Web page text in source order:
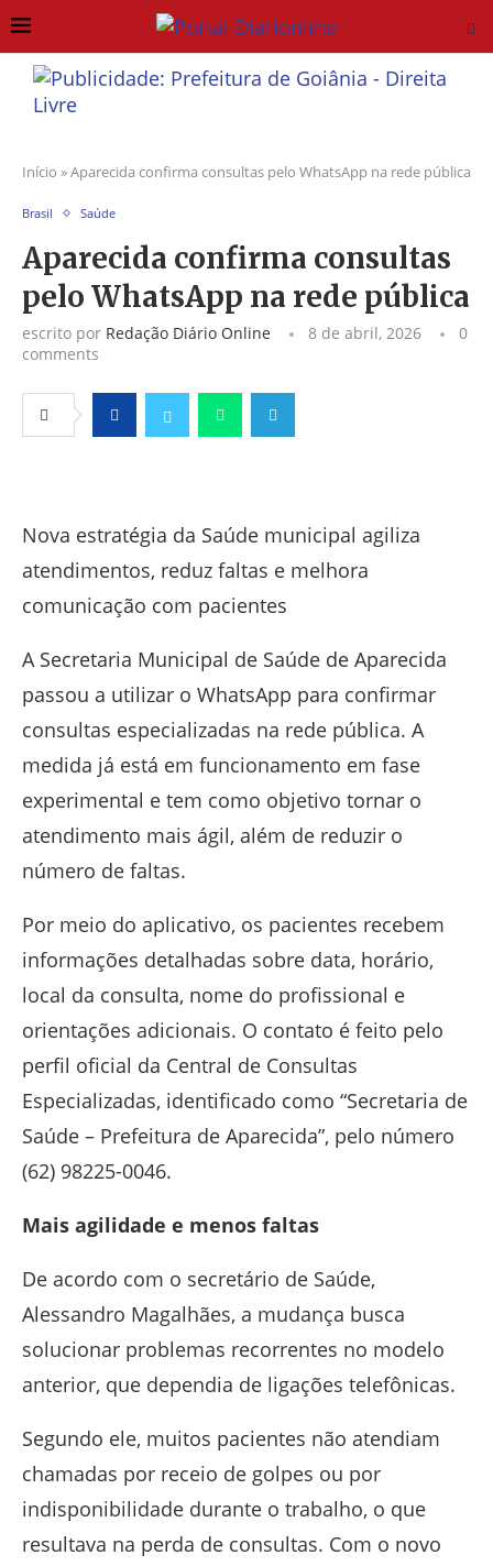
Início »Aparecida confirma consultas pelo WhatsApp na rede pública
Brasil Saúde
Aparecida confirma consultas
pelo WhatsApp na rede pública
escrito por Redação Diário Online 8 de abril, 2026
0
comments
Nova estratégia da Saúde municipal agiliza
atendimentos, reduz faltas e melhora
comunicação com pacientes
A Secretaria Municipal de Saúde de Aparecida
passou a utilizar o WhatsApp para confirmar
consultas especializadas na rede pública. A
medida já está em funcionamento em fase
experimental e tem como objetivo tornar o
atendimento mais ágil, além de reduzir o
número de faltas.
Por meio do aplicativo, os pacientes recebem
informações detalhadas sobre data, horário,
local da consulta, nome do profissional e
orientações adicionais. O contato é feito pelo
perfil oficial da Central de Consultas
Especializadas, identificado como “Secretaria de
Saúde – Prefeitura de Aparecida”, pelo número
(62) 98225-0046.
Mais agilidade e menos faltas
De acordo com o secretário de Saúde,
Alessandro Magalhães, a mudança busca
solucionar problemas recorrentes no modelo
anterior, que dependia de ligações telefônicas.
Segundo ele, muitos pacientes não atendiam
chamadas por receio de golpes ou por
indisponibilidade durante o trabalho, o que
resultava na perda de consultas. Com o novo